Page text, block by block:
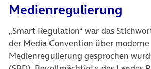
Medienregulierung
„Smart Regulation“ war das
der Media Convention über moderne
Medienregulierung gesprochen